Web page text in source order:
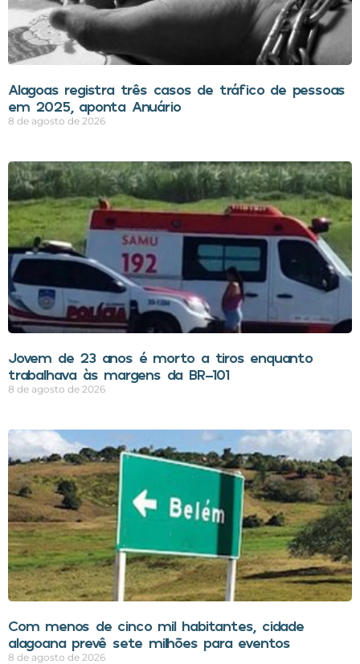
Alagoas registra três casos de tráfico de pessoas
em 2025, aponta Anuário
8 de agosto de 2026
Jovem de 23 anos é morto a tiros enquanto
trabalhava às margens da BR-101
8 de agosto de 2026
Com menos de cinco mil habitantes, cidade
alagoana prevê sete milhões para eventos
8 de agosto de 2026